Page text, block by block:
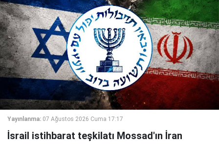
Yayınlanma: 07 Ağustos 2026 Cuma 17:17
İsrail istihbarat teşkilatı Mossad'ın İran